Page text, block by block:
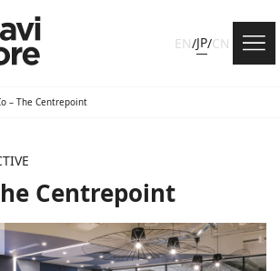
EN/JP/CN
– The Centrepoint
Centrepoint